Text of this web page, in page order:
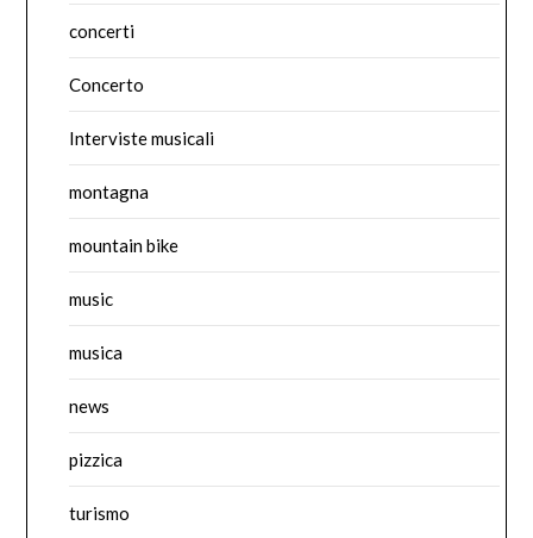
concerti
Concerto
Interviste musicali
montagna
mountain bike
music
musica
news
pizzica
turismo